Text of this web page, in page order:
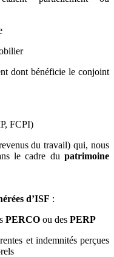
dont bénéficie le conjoint
FCPI)
du travail) qui, nous
le cadre du patrimoine
d’ISF :
PERCO ou des PERP
et indemnités perçues